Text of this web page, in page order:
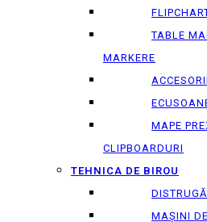
TABLE
MARKERE
MAPE
CLIPBOARDURI
TEHNICA DE BIROU
MAȘINI